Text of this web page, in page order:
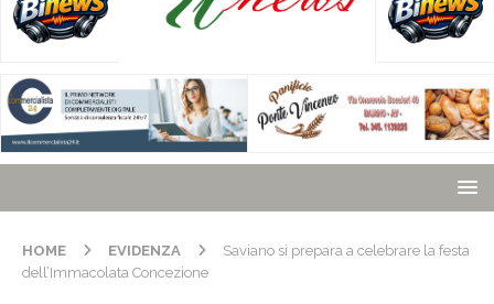
HOME EVIDENZA
Saviano si prepara a celebrare la festa
dell’Immacolata Concezione